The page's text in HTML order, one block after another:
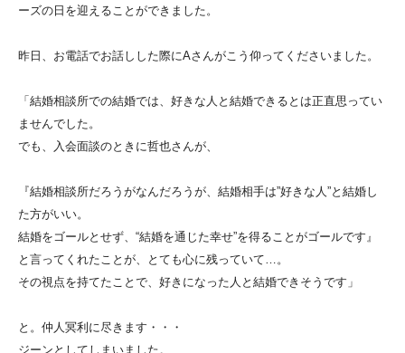
ーズの日を迎えることができました。
昨日、 お電話でお話しした際にAさんがこう仰ってくださいました。
「結婚相談所での結婚では、 好きな人と結婚できるとは正直思ってい
ませんでした。
でも、入会面談のときに哲也さんが、
『結婚相談所だろうがなんだろうが、結婚相手は”好きな人”と結婚し
た方がいい。
結婚をゴールとせず、“結婚を通じた幸せ”を得ることがゴールです』
と言ってくれたことが、とても心に残っていて…。
その視点を持てたことで、好きになった人と結婚できそうです」
と。仲人冥利に尽きます・・・
ジーンとしてしまいました。